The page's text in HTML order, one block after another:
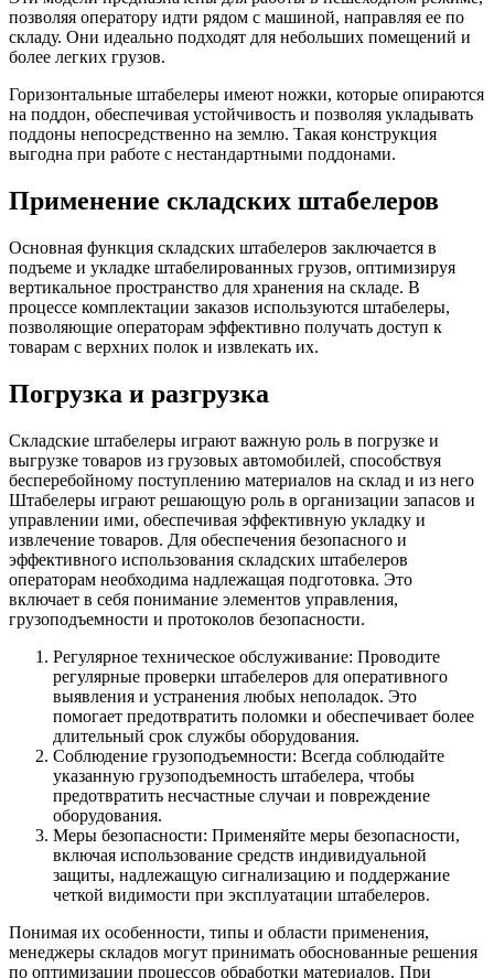
позволяя оператору идти рядом с машиной, направляя ее по
складу. Они идеально подходят для небольших помещений и
более легких грузов.
Горизонтальные штабелеры имеют ножки, которые опираются
на поддон, обеспечивая устойчивость и позволяя укладывать
поддоны непосредственно на землю. Такая конструкция
выгодна при работе с нестандартными поддонами.
Применение складских штабелеров
Основная функция складских штабелеров заключается в
подъеме и укладке штабелированных грузов, оптимизируя
вертикальное пространство для хранения на складе. В
процессе комплектации заказов используются штабелеры,
позволяющие операторам эффективно получать доступ к
товарам с верхних полок и извлекать их.
Погрузка и разгрузка
Складские штабелеры играют важную роль в погрузке и
выгрузке товаров из грузовых автомобилей, способствуя
бесперебойному поступлению материалов на склад и из него
Штабелеры играют решающую роль в организации запасов и
управлении ими, обеспечивая эффективную укладку и
извлечение товаров. Для обеспечения безопасного и
эффективного использования складских штабелеров
операторам необходима надлежащая подготовка. Это
включает в себя понимание элементов управления,
грузоподъемности и протоколов безопасности.
Регулярное техническое обслуживание: Проводите
регулярные проверки штабелеров для оперативного
выявления и устранения любых неполадок. Это
помогает предотвратить поломки и обеспечивает более
длительный срок службы оборудования.
Соблюдение грузоподъемности: Всегда соблюдайте
указанную грузоподъемность штабелера, чтобы
предотвратить несчастные случаи и повреждение
оборудования.
Меры безопасности: Применяйте меры безопасности,
включая использование средств индивидуальной
защиты, надлежащую сигнализацию и поддержание
четкой видимости при эксплуатации штабелеров.
Понимая их особенности, типы и области применения,
менеджеры складов могут принимать обоснованные решения
по оптимизации процессов обработки материалов. При